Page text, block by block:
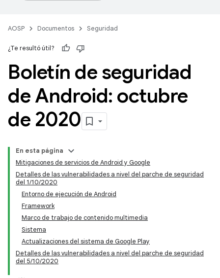
AOSP Documentos Seguridad
¿Te resultó útil?
Boletín de seguridad
de Android: octubre
de 2020
En esta página
Mitigaciones de servicios de Android y Google
Detalles de las vulnerabilidades a nivel del parche de seguridad
del 1/10/2020
Entorno de ejecución de Android
Framework
Marco de trabajo de contenido multimedia
Sistema
Actualizaciones del sistema de Google Play
Detalles de las vulnerabilidades a nivel del parche de seguridad
del 5/10/2020